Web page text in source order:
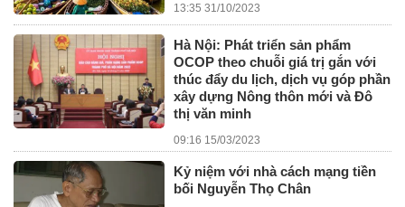
13:35 31/10/2023
Hà Nội: Phát triển sản phẩm
OCOP theo chuỗi giá trị gắn với
thúc đẩy du lịch, dịch vụ góp phần
xây dựng Nông thôn mới và Đô
thị văn minh
09:16 15/03/2023
Kỷ niệm với nhà cách mạng tiền
bối Nguyễn Thọ Chân